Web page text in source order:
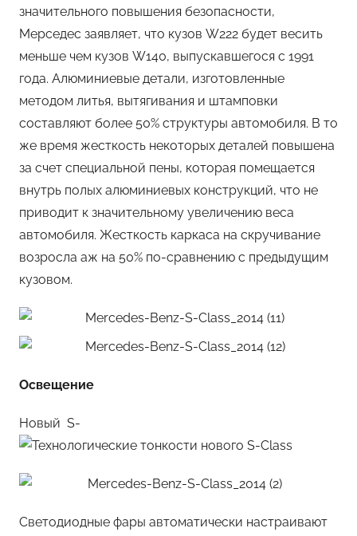
значительного повышения безопасности,
Мерседес заявляет, что кузов W222 будет весить
меньше чем кузов W140, выпускавшегося с 1991
года. Алюминиевые детали, изготовленные
методом литья, вытягивания и штамповки
составляют более 50% структуры автомобиля. В то
же время жесткость некоторых деталей повышена
за счет специальной пены, которая помещается
внутрь полых алюминиевых конструкций, что не
приводит к значительному увеличению веса
автомобиля. Жесткость каркаса на скручивание
возросла аж на 50% по-сравнению с предыдущим
кузовом.
Освещение
Новый S-
Светодиодные фары автоматически настраивают